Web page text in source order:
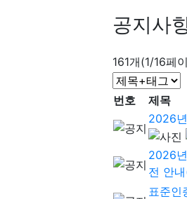
공지사
161개(1/16페
번호
제목
2026
2026
전 안
표준인